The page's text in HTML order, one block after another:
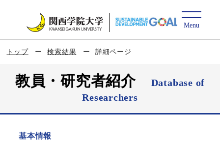
トップ 検索結果 詳細ページ
教員・研究者紹介
Database of
Researchers
基本情報